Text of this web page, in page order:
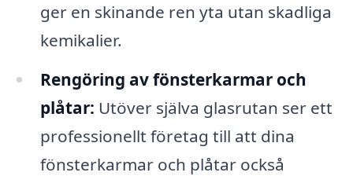
ger en skinande ren yta utan skadliga
kemikalier.
Rengöring av fönsterkarmar och
plåtar: Utöver själva glasrutan ser ett
professionellt företag till att dina
fönsterkarmar och plåtar också